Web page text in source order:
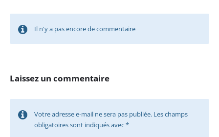
Il n'y a pas encore de commentaire
Laissez un commentaire
Votre adresse e-mail ne sera pas publiée. Les champs
obligatoires sont indiqués avec*